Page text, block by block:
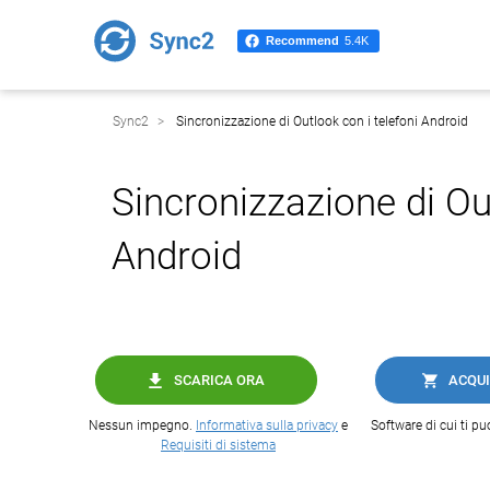
Sync2 Sincronizzazione di Outlook con i telefoni Android
Sincronizzazione di
Android
SCARICA ORA
Nessun impegno. Informativa sulla privacy e
Requisiti di sistema
Software di cui ti
Recommend 5.4K